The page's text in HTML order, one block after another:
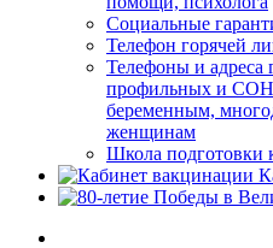
Социальные
Телефон горячей
Телефоны и адреса
профильных и
беременным,
женщинам
Школа подготовки